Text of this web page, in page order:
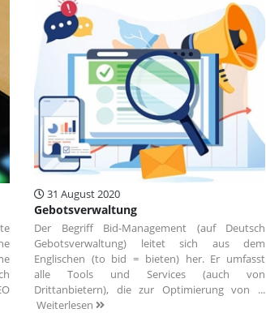
31 August 2020
Gebotsverwaltung
Der Begriff Bid-Management (auf Deutsch
Gebotsverwaltung) leitet sich aus dem
Englischen (to bid = bieten) her. Er umfasst
alle Tools und Services (auch von
Drittanbietern), die zur Optimierung von ...
Weiterlesen